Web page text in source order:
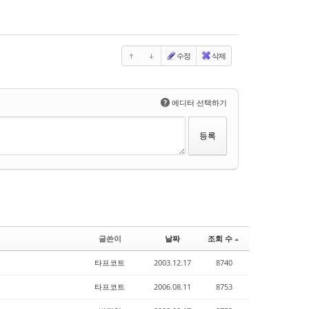
수정 삭제
? 에디터 선택하기
글쓴이 날짜 조회 수
타프코트 2003.12.17 8740
타프코트 2006.08.11 8753